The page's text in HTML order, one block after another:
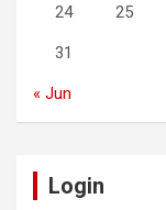
24 25
31
« Jun
Login